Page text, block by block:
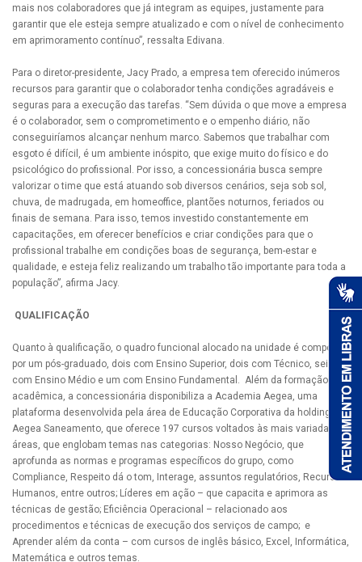
mais nos colaboradores que já integram as equipes, justamente para
garantir que ele esteja sempre atualizado e com o nível de conhecimento
em aprimoramento contínuo”, ressalta Edivana.
Para o diretor-presidente, Jacy Prado, a empresa tem oferecido inúmeros
recursos para garantir que o colaborador tenha condições agradáveis e
seguras para a execução das tarefas. “Sem dúvida o que move a empresa
é o colaborador, sem o comprometimento e o empenho diário, não
conseguiríamos alcançar nenhum marco. Sabemos que trabalhar com
esgoto é difícil, é um ambiente inóspito, que exige muito do físico e do
psicológico do profissional. Por isso, a concessionária busca sempre
valorizar o time que está atuando sob diversos cenários, seja sob sol,
chuva, de madrugada, em homeoffice, plantões noturnos, feriados ou
finais de semana. Para isso, temos investido constantemente em
capacitações, em oferecer benefícios e criar condições para que o
profissional trabalhe em condições boas de segurança, bem-estar e
qualidade, e esteja feliz realizando um trabalho tão importante para toda a
população”, afirma Jacy.
QUALIFICAÇÃO
Quanto à qualificação, o quadro funcional alocado na unidade é composto
por um pós-graduado, dois com Ensino Superior, dois com Técnico, seis
com Ensino Médio e um com Ensino Fundamental. Além da formação
acadêmica, a concessionária disponibiliza a Academia Aegea, uma
plataforma desenvolvida pela área de Educação Corporativa da holding
Aegea Saneamento, que oferece 197 cursos voltados às mais variadas
áreas, que englobam temas nas categorias: Nosso Negócio, que
aprofunda as normas e programas específicos do grupo, como
Compliance, Respeito dá o tom, Interage, assuntos regulatórios, Recursos
Humanos, entre outros; Líderes em ação – que capacita e aprimora as
técnicas de gestão; Eficiência Operacional – relacionado aos
procedimentos e técnicas de execução dos serviços de campo; e
Aprender além da conta – com cursos de inglês básico, Excel, Informática,
Matemática e outros temas.